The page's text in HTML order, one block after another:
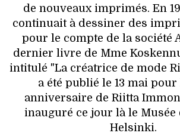
de nouveaux imprimés. En
continuait à dessiner des
pour le compte de la société
dernier livre de Mme
intitulé "La créatrice de mode
a été publié le 13 mai pour
anniversaire de Riitta
inauguré ce jour là le Musée
Helsinki.